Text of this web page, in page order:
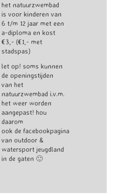
het natuurzwembad
is voor kinderen van
6 t/m 12 jaar met een
a-diploma en kost
€3,- (€1,- met
stadspas)
let op! soms kunnen
de openingstijden
van het
natuurzwembad i.v.m.
het weer worden
aangepast! hou
daarom
ook de facebookpagina
van outdoor &
watersport jeugdland
in de gaten 🙂